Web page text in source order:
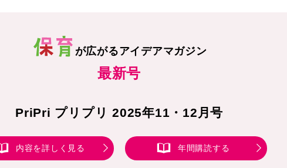
が広がるアイデアマガジン
最新号
PriPri プリプリ 2025年11・12月号
内容を詳しく見る 年間購読する